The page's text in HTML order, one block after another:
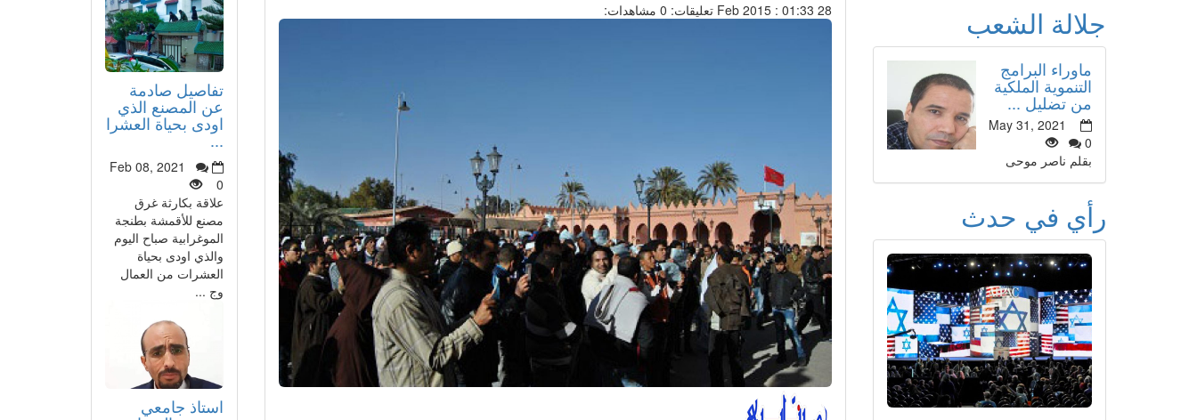
تفاصيل صادمة
عن المصنع الذي
اودى بحياة العشرا
...
Feb 08, 2021
0
علاقة بكارثة غرق
مصنع للأقمشة بطنجة
الموغرابية صباح اليوم
والذي اودى بحياة
العشرات من العمال
وج ...
استاذ جامعي
28 Feb 2015 : 01:33 تعليقات: 0 مشاهدات: جلالة الشعب
ماوراء البرامج
التنموية الملكية
من تضليل ...
May 31, 2021
0
بقلم ناصر موحى
رأي في حدث